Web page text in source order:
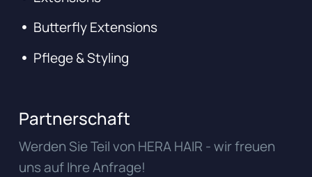
Butterfly Extensions
Pflege & Styling
Partnerschaft
Werden Sie Teil von HERA HAIR - wir freuen
uns auf Ihre Anfrage!